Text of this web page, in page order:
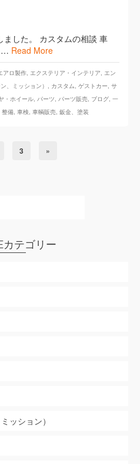
ました。 カスタムの相談 車
… Read More
アロ製作, エクステリア・インテリア, エン
、ミッション） , カスタム, ゲストカー, サ
・ホイール, パーツ, パーツ販売, ブログ, 一
整備, 車検, 車輌販売, 鈑金、塗装
3 »
カテゴリー
ッション）